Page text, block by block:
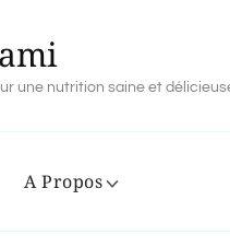
une nutrition saine et
A Propos